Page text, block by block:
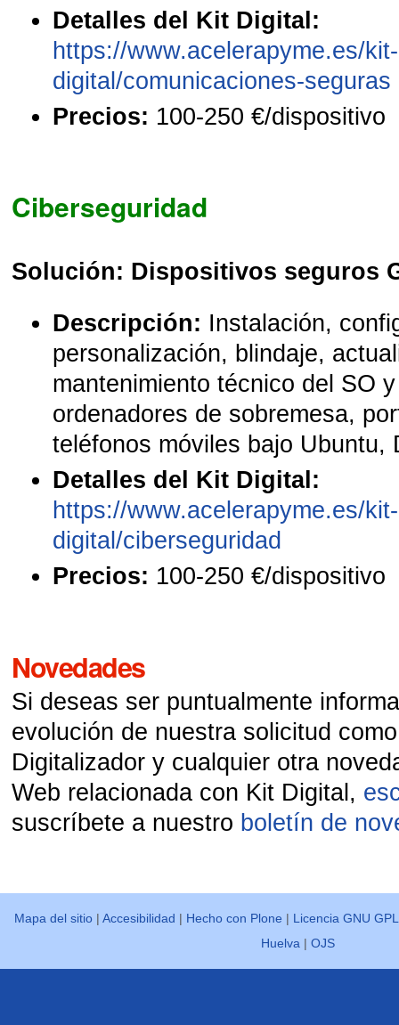
Detalles del Kit Digital:
https://www.acelerapyme.es/kit-
digital/comunicaciones-seguras
Precios: 100-250 €/dispositivo
Ciberseguridad
Solución: Dispositivos seguros
Descripción: Instalación,
personalización, blindaje,
mantenimiento técnico del SO
ordenadores de sobremesa,
teléfonos móviles bajo Ubuntu,
Detalles del Kit Digital:
https://www.acelerapyme.es/kit-
digital/ciberseguridad
Precios: 100-250 €/dispositivo
Novedades
Si deseas ser puntualmente
evolución de nuestra solicitud
Digitalizador y cualquier otra
Web relacionada con Kit Digital,
suscríbete a nuestro boletín de
Mapa del sitio |Accesibilidad | Hecho con Plone | Licencia GNU GPL
Huelva |OJS